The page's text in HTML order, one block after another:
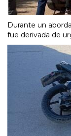
Durante un
fue derivada de